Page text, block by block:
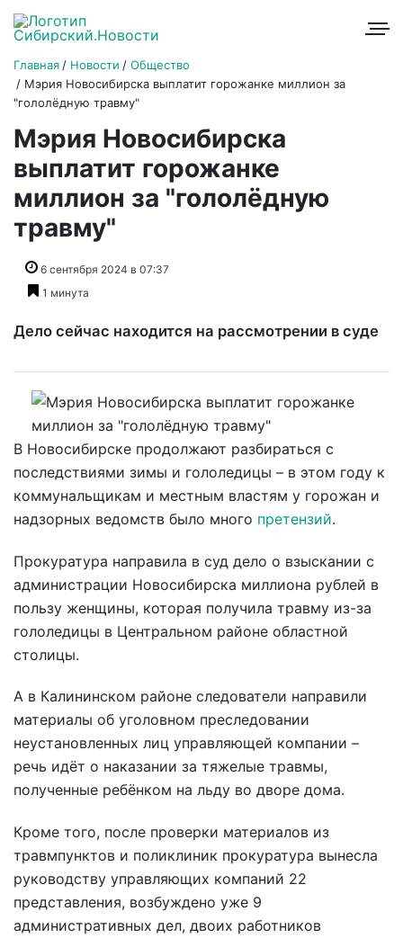
Главная Новости
Общество
Мэрия Новосибирска выплатит горожанке миллион за
"гололёдную травму"
Мэрия Новосибирска
выплатит горожанке
миллион за "гололёдную
травму"
6 сентября 2024 в 07:37
1 минута
Дело сейчас находится на рассмотрении в суде
В Новосибирске продолжают разбираться с
последствиями зимы и гололедицы – в этом году к
коммунальщикам и местным властям у горожан и
надзорных ведомств было много претензий.
Прокуратура направила в суд дело о взыскании с
администрации Новосибирска миллиона рублей в
пользу женщины, которая получила травму из-за
гололедицы в Центральном районе областной
столицы.
А в Калининском районе следователи направили
материалы об уголовном преследовании
неустановленных лиц управляющей компании –
речь идёт о наказании за тяжелые травмы,
полученные ребёнком на льду во дворе дома.
Кроме того, после проверки материалов из
травмпунктов и поликлиник прокуратура вынесла
руководству управляющих компаний 22
представления, возбуждено уже 9
административных дел, двоих работников